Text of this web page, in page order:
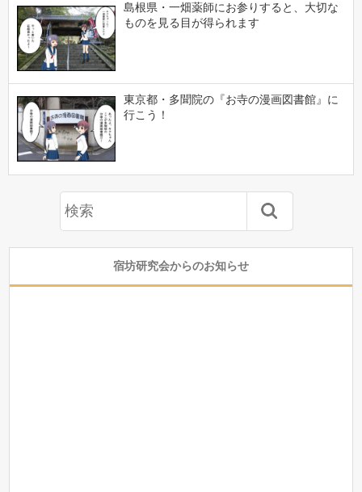
島根県・一畑薬師にお参りすると、大切な
ものを見る目が得られます
東京都・多聞院の『お寺の漫画図書館』に
行こう！
宿坊研究会からのお知らせ